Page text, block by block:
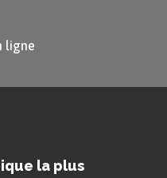
ligne
la plus